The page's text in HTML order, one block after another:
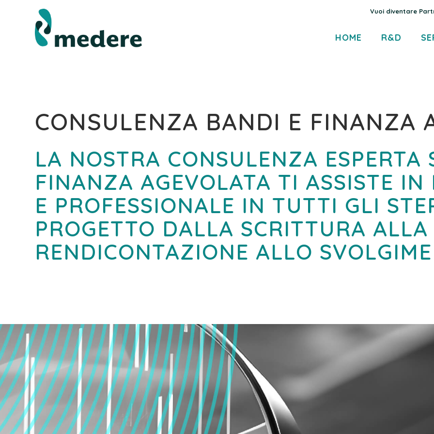
Vuoi diventare
HOME R&D
CONSULENZA BANDI E FINANZA
LA NOSTRA CONSULENZA ESPERTA
FINANZA AGEVOLATA TI ASSISTE IN
E PROFESSIONALE IN TUTTI GLI
PROGETTO DALLA SCRITTURA ALLA
RENDICONTAZIONE ALLO